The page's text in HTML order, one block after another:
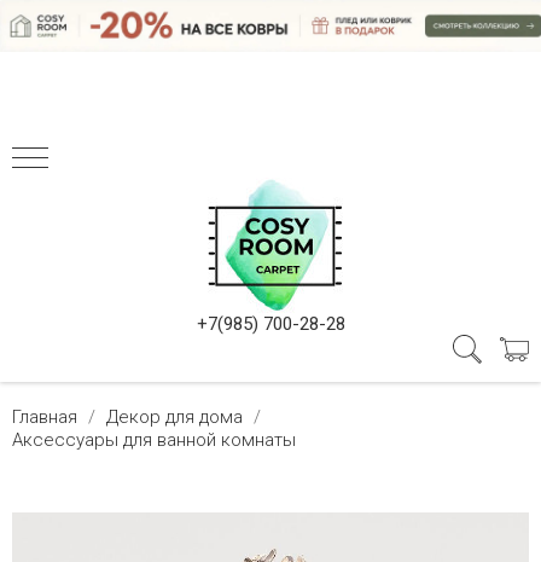
+7(985) 700-28-28
Главная
Декор для дома
Аксессуары для ванной комнаты